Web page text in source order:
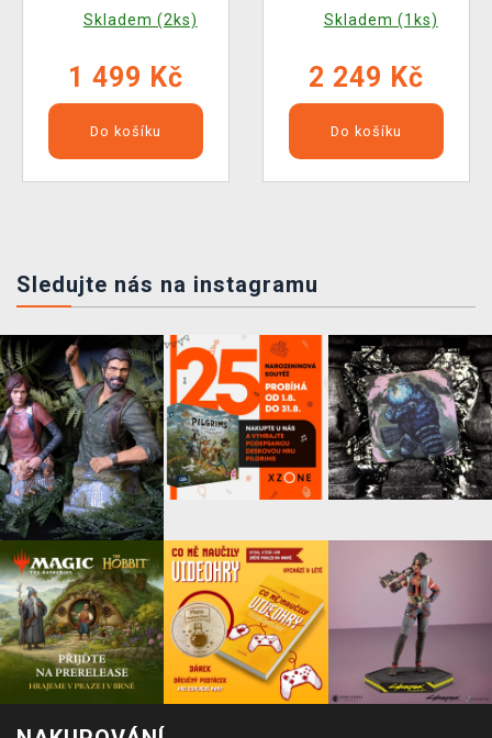
Edition
Skladem (2ks)
1 499 Kč
Do košíku
Edition
Skladem (1ks)
2 249 Kč
Do košíku
Sledujte nás na instagramu